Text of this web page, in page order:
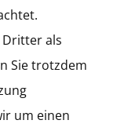
als
Sie trotzdem
um einen